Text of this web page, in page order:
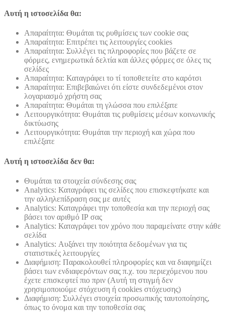
Αυτή η ιστοσελίδα θα:
Απαραίτητα: Θυμάται τις ρυθμίσεις των cookie σας
Απαραίτητα: Επιτρέπει τις λειτουργίες cookies
Απαραίτητα: Συλλέγει τις πληροφορίες που βάζετε σε
φόρμες, ενημερωτικά δελτία και άλλες φόρμες σε όλες τις
σελίδες
Απαραίτητα: Καταγράφει το τί τοποθετείτε στο καρότσι
Απαραίτητα: Επιβεβαιώνει ότι είστε συνδεδεμένοι στον
λογαριασμό χρήστη σας
Απαραίτητα: Θυμάται τη γλώσσα που επιλέξατε
Λειτουργικότητα: Θυμάται τις ρυθμίσεις μέσων κοινωνικής
δικτύωσης
Λειτουργικότητα: Θυμάται την περιοχή και χώρα που
επιλέξατε
Αυτή η ιστοσελίδα δεν θα:
Θυμάται τα στοιχεία σύνδεσης σας
Analytics: Καταγράφει τις σελίδες που επισκεφτήκατε και
την αλληλεπίδραση σας με αυτές
Analytics: Καταγράφει την τοποθεσία και την περιοχή σας
βάσει τον αριθμό ΙΡ σας
Analytics: Καταγράφει τον χρόνο που παραμείνατε στην κάθε
σελίδα
Analytics: Αυξάνει την ποιότητα δεδομένων για τις
στατιστικές λειτουργίες
Διαφήμιση: Παρακολουθεί πληροφορίες και να διαφημίζει
βάσει των ενδιαφερόντων σας π.χ. του περιεχόμενου που
έχετε επισκεφτεί πιο πριν (Αυτή τη στιγμή δεν
χρησιμοποιούμε στόχευση ή cookies στόχευσης)
Διαφήμιση: Συλλέγει στοιχεία προσωπικής ταυτοποίησης,
όπως το όνομα και την τοποθεσία σας